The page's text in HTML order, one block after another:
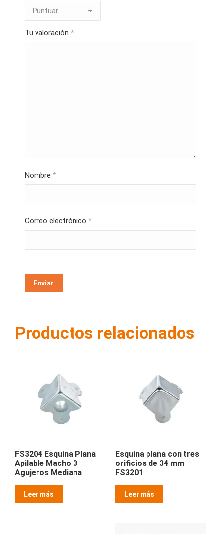
Tu valoración *
Nombre *
Correo electrónico *
Productos relacionados
FS3204 Esquina Plana
Apilable Macho 3
Agujeros Mediana
Leer más
Esquina plana con tres
orificios de 34 mm
FS3201
Leer más